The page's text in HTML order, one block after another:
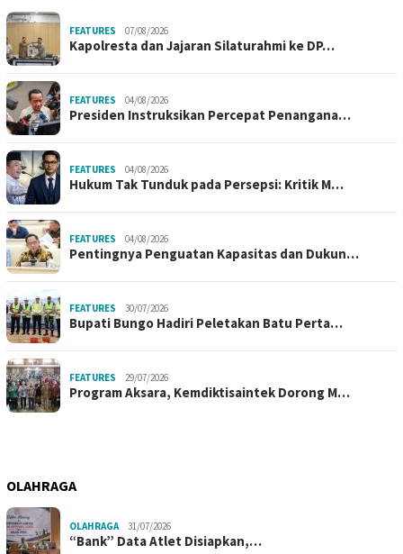
FEATURES 07/08/2026
Kapolresta dan Jajaran Silaturahmi ke DP…
FEATURES 04/08/2026
Presiden Instruksikan Percepat Penangana…
FEATURES 04/08/2026
Hukum Tak Tunduk pada Persepsi: Kritik M…
FEATURES 04/08/2026
Pentingnya Penguatan Kapasitas dan Dukun…
FEATURES 30/07/2026
Bupati Bungo Hadiri Peletakan Batu Perta…
FEATURES 29/07/2026
Program Aksara, Kemdiktisaintek Dorong M…
OLAHRAGA
OLAHRAGA 31/07/2026
“Bank” Data Atlet Disiapkan,…